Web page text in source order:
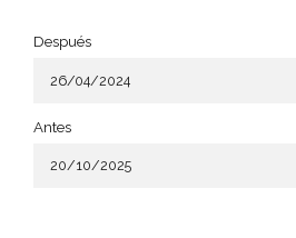
Después
Antes